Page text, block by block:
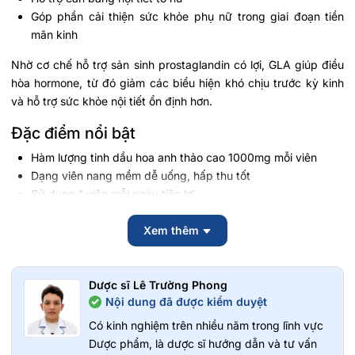
Góp phần cải thiện sức khỏe phụ nữ trong giai đoạn tiền
mãn kinh
Nhờ cơ chế hỗ trợ sản sinh prostaglandin có lợi, GLA giúp điều
hòa hormone, từ đó giảm các biểu hiện khó chịu trước kỳ kinh
và hỗ trợ sức khỏe nội tiết ổn định hơn.
Đặc điểm nổi bật
Hàm lượng tinh dầu hoa anh thảo cao 1000mg mỗi viên
Dạng viên nang mềm dễ uống, hấp thu tốt
Sử dụng 1 viên mỗi ngày tiện lợi
Sản xuất tại Úc theo tiêu chuẩn chất lượng nghiêm ngặt
Đối tượng sử dụng
Phụ nữ gặp triệu chứng tiền kinh nguyệt
Phụ nữ tiền mãn kinh cần hỗ trợ nội tiết
Người muốn bổ sung dưỡng chất chăm sóc sức khỏe nữ
giới
Xem thêm
Dược sĩ Lê Trường Phong
Nội dung đã được kiểm duyệt
Có kinh nghiệm trên nhiều năm trong lĩnh vực
Dược phẩm, là dược sĩ hướng dẫn và tư vấn